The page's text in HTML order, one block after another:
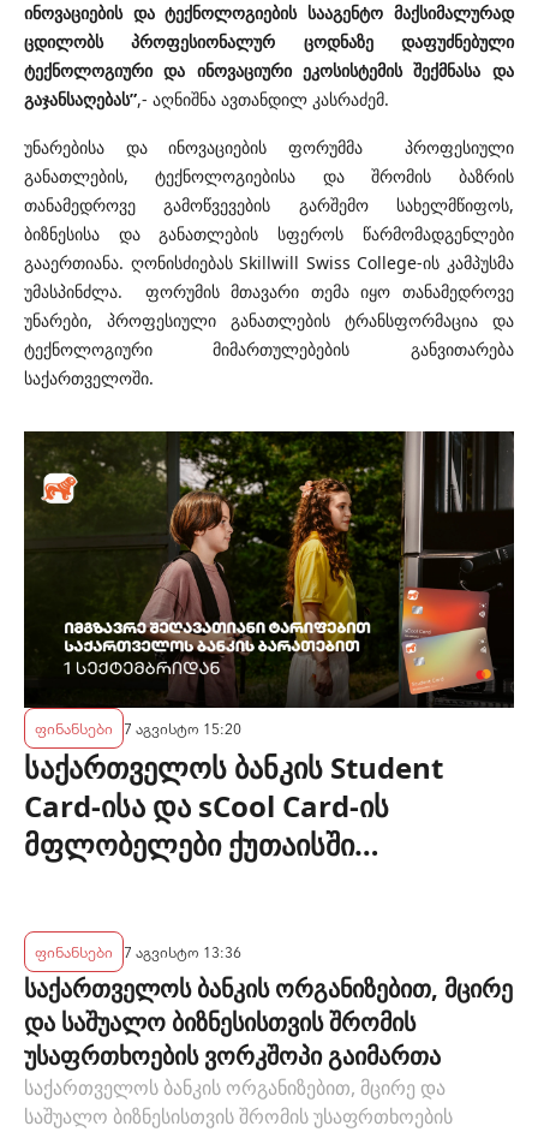
ინოვაციების და ტექნოლოგიების სააგენტო მაქსიმალურად
ცდილობს პროფესიონალურ ცოდნაზე დაფუძნებული
ტექნოლოგიური და ინოვაციური ეკოსისტემის შექმნასა და
გაჯანსაღებას”,- აღნიშნა ავთანდილ კასრაძემ.
უნარებისა და ინოვაციების ფორუმმა პროფესიული
განათლების, ტექნოლოგიებისა და შრომის ბაზრის
თანამედროვე გამოწვევების გარშემო სახელმწიფოს,
ბიზნესისა და განათლების სფეროს წარმომადგენლები
გააერთიანა. ღონისძიებას Skillwill Swiss College-ის კამპუსმა
უმასპინძლა. ფორუმის მთავარი თემა იყო თანამედროვე
უნარები, პროფესიული განათლების ტრანსფორმაცია და
ტექნოლოგიური მიმართულებების განვითარება
საქართველოში.
ფინანსები 7 აგვისტო 15:20
საქართველოს ბანკის Student
Card-ისა და sCool Card-ის
მფლობელები ქუთაისში
ტარიფით ისარგებლებენ
ფინანსები 7 აგვისტო 13:36
საქართველოს ბანკის ორგანიზებით, მცირე
და საშუალო ბიზნესისთვის შრომის
უსაფრთხოების ვორკშოპი გაიმართა
საქართველოს ბანკის ორგანიზებით, მცირე და
საშუალო ბიზნესისთვის შრომის უსაფრთხოების